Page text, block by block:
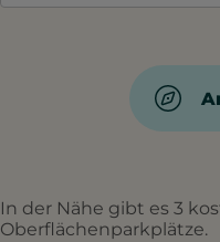
In der Nähe gibt es 3
Oberflächenparkplätze.